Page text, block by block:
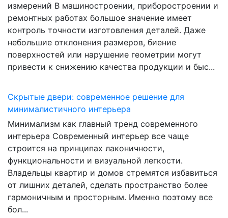
измерений В машиностроении, приборостроении и
ремонтных работах большое значение имеет
контроль точности изготовления деталей. Даже
небольшие отклонения размеров, биение
поверхностей или нарушение геометрии могут
привести к снижению качества продукции и быс...
Скрытые двери: современное решение для
минималистичного интерьера
Минимализм как главный тренд современного
интерьера Современный интерьер все чаще
строится на принципах лаконичности,
функциональности и визуальной легкости.
Владельцы квартир и домов стремятся избавиться
от лишних деталей, сделать пространство более
гармоничным и просторным. Именно поэтому все
бол...